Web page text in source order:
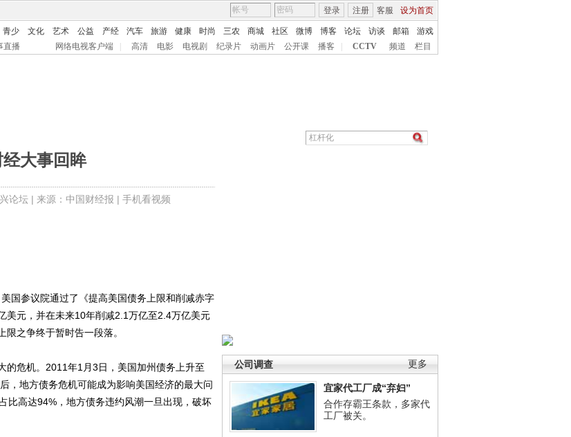
客服 设为首页
登录 注册
青少 文化 艺术 公益 产经 汽车 旅游 健康 时尚 三农 商城 社区 微博 博客 论坛 访谈 邮箱
游戏
直播 网络电视客户端 高清 电影 电视剧 纪录片 动画片 公开课 播客 CCTV 频道 栏目
经大事回眸
论坛| 来源：中国财经报 | 手机看视频
更多
公司调查
宜家代工厂成“弃妇”
合作存霸王条款，多家代
工厂被关。
参议院通过了《提高美国债务上限和削减赤字
美元，并在未来10年削减2.1万亿至2.4万亿美元
之争终于暂时告一段落。
危机。2011年1月3日，美国加州债务上升至
，地方债务危机可能成为影响美国经济的最大问
比高达94%，地方债务违约风潮一旦出现，破坏